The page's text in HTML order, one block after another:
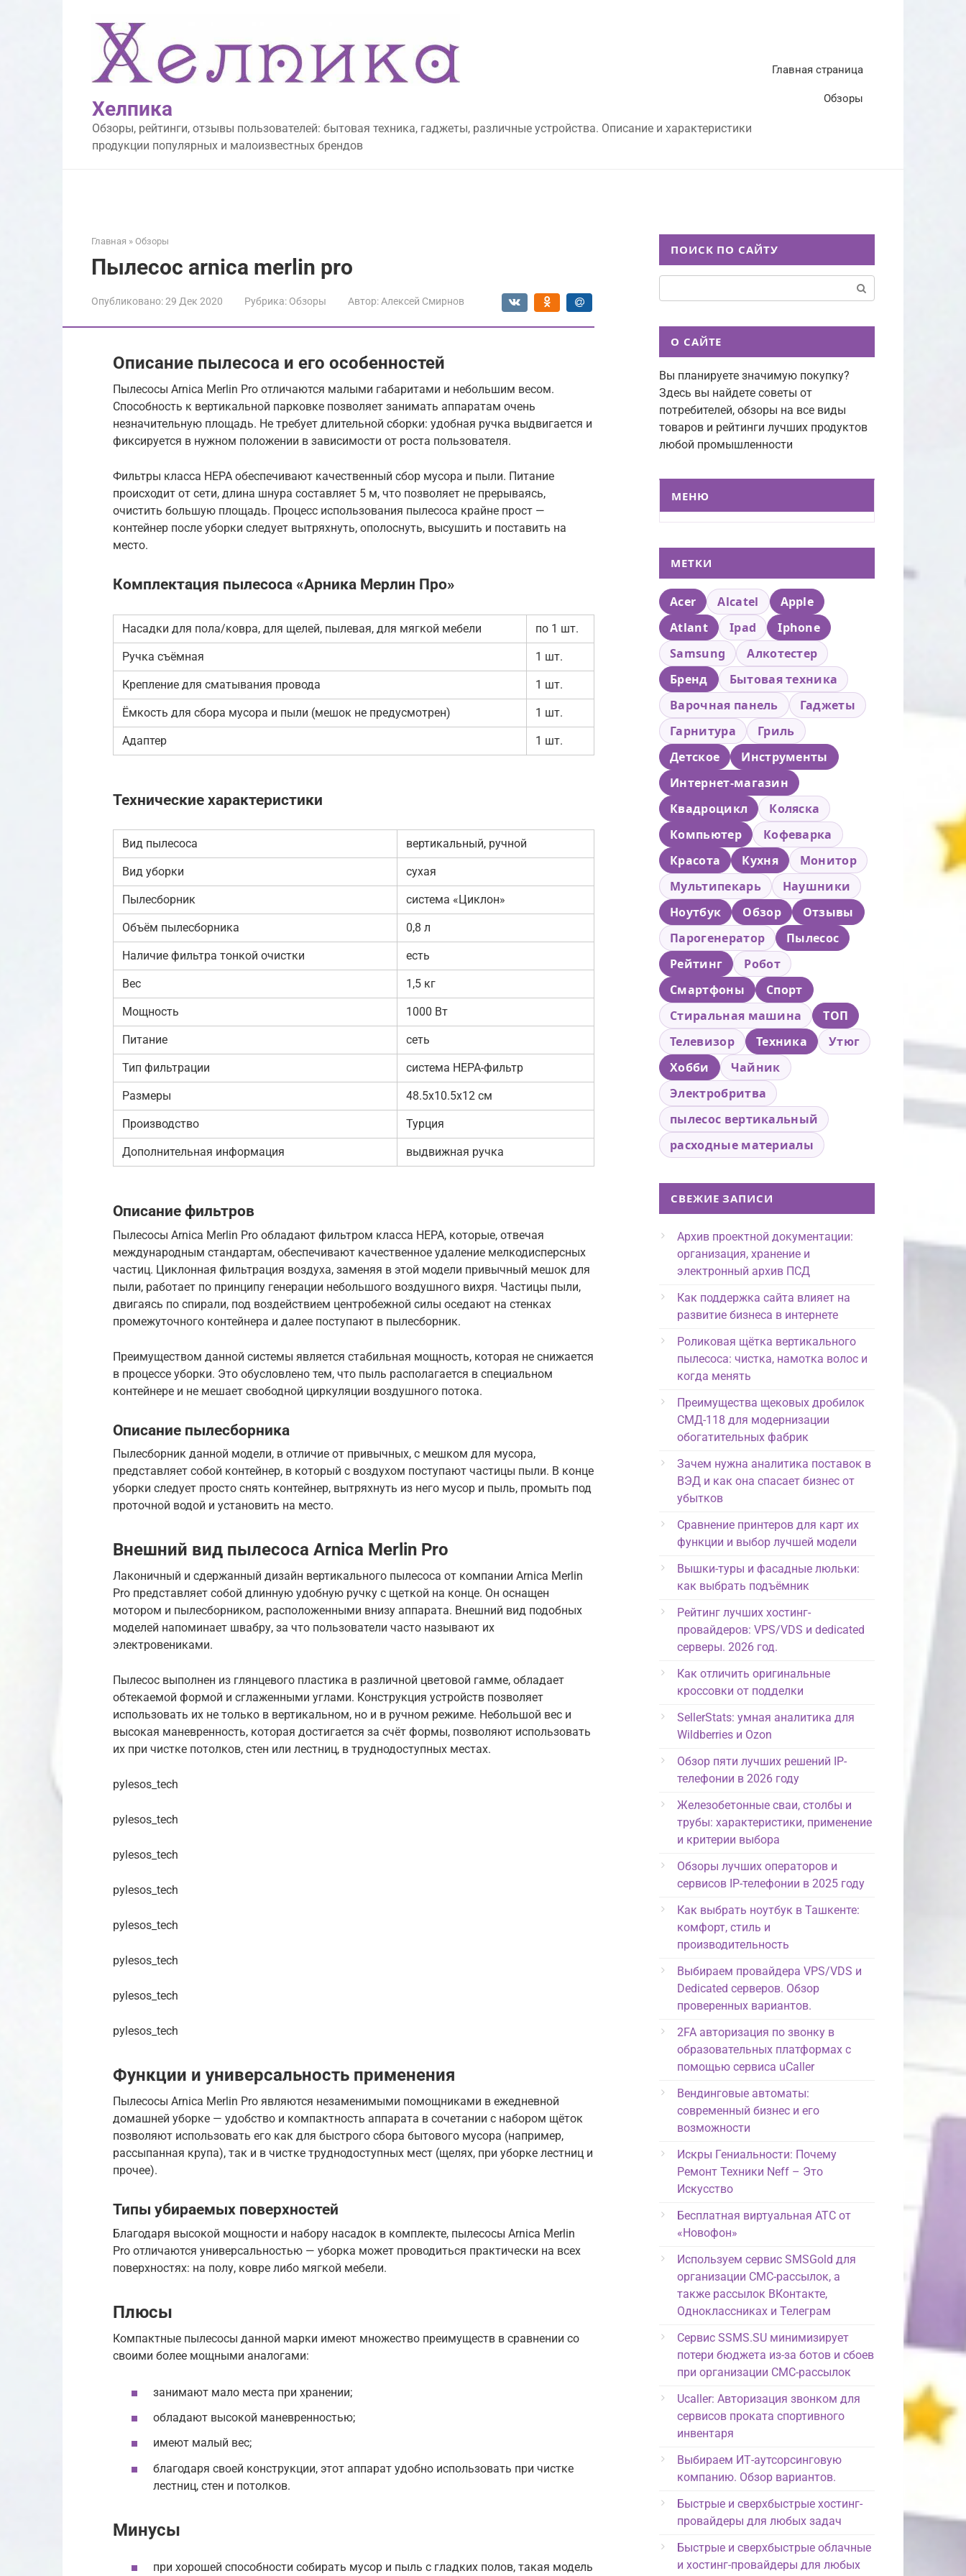
Хелпика
Обзоры, рейтинги, отзывы пользователей: бытовая техника, гаджеты, различные устройства. Описание и характеристики
продукции популярных и малоизвестных брендов
Главная страница
Обзоры
Главная » Обзоры
Пылесос arnica merlin pro
Опубликовано:29 Дек 2020 Рубрика: Обзоры Автор: Алексей Смирнов
Описание пылесоса и его особенностей
Пылесосы Arnica Merlin Pro отличаются малыми габаритами и небольшим весом.
Способность к вертикальной парковке позволяет занимать аппаратам очень
незначительную площадь. Не требует длительной сборки: удобная ручка выдвигается и
фиксируется в нужном положении в зависимости от роста пользователя.
Фильтры класса HЕРА обеспечивают качественный сбор мусора и пыли. Питание
происходит от сети, длина шнура составляет 5 м, что позволяет не прерываясь,
очистить большую площадь. Процесс использования пылесоса крайне прост —
контейнер после уборки следует вытряхнуть, ополоснуть, высушить и поставить на
место.
Комплектация пылесоса «Арника Мерлин Про»
Насадки для пола/ковра, для щелей, пылевая, для мягкой мебели по 1 шт.
Ручка съёмная 1 шт.
Крепление для сматывания провода 1 шт.
Ёмкость для сбора мусора и пыли (мешок не предусмотрен) 1 шт.
Адаптер 1 шт.
Технические характеристики
Вид пылесоса вертикальный, ручной
Вид уборки сухая
Пылесборник система «Циклон»
Объём пылесборника 0,8 л
Наличие фильтра тонкой очистки есть
Вес 1,5 кг
Мощность 1000 Вт
Питание сеть
Тип фильтрации система НЕРА-фильтр
Размеры 48.5х10.5х12 см
Производство Турция
Дополнительная информация выдвижная ручка
Описание фильтров
Пылесосы Arnica Merlin Pro обладают фильтром класса HEPA, которые, отвечая
международным стандартам, обеспечивают качественное удаление мелкодисперсных
частиц. Циклонная фильтрация воздуха, заменяя в этой модели привычный мешок для
пыли, работает по принципу генерации небольшого воздушного вихря. Частицы пыли,
двигаясь по спирали, под воздействием центробежной силы оседают на стенках
промежуточного контейнера и далее поступают в пылесборник.
Преимуществом данной системы является стабильная мощность, которая не снижается
в процессе уборки. Это обусловлено тем, что пыль располагается в специальном
контейнере и не мешает свободной циркуляции воздушного потока.
Описание пылесборника
Пылесборник данной модели, в отличие от привычных, с мешком для мусора,
представляет собой контейнер, в который с воздухом поступают частицы пыли. В конце
уборки следует просто снять контейнер, вытряхнуть из него мусор и пыль, промыть под
проточной водой и установить на место.
Внешний вид пылесоса Arnica Merlin Pro
Лаконичный и сдержанный дизайн вертикального пылесоса от компании Arnica Merlin
Pro представляет собой длинную удобную ручку с щеткой на конце. Он оснащен
мотором и пылесборником, расположенными внизу аппарата. Внешний вид подобных
моделей напоминает швабру, за что пользователи часто называют их
электровениками.
Пылесос выполнен из глянцевого пластика в различной цветовой гамме, обладает
обтекаемой формой и сглаженными углами. Конструкция устройств позволяет
использовать их не только в вертикальном, но и в ручном режиме. Небольшой вес и
высокая маневренность, которая достигается за счёт формы, позволяют использовать
их при чистке потолков, стен или лестниц, в труднодоступных местах.
pylesos_tech
pylesos_tech
pylesos_tech
pylesos_tech
pylesos_tech
pylesos_tech
pylesos_tech
pylesos_tech
Функции и универсальность применения
Пылесосы Arnica Merlin Pro являются незаменимыми помощниками в ежедневной
домашней уборке — удобство и компактность аппарата в сочетании с набором щёток
позволяют использовать его как для быстрого сбора бытового мусора (например,
рассыпанная крупа), так и в чистке труднодоступных мест (щелях, при уборке лестниц и
прочее).
Типы убираемых поверхностей
Благодаря высокой мощности и набору насадок в комплекте, пылесосы Arnica Merlin
Pro отличаются универсальностью — уборка может проводиться практически на всех
поверхностях: на полу, ковре либо мягкой мебели.
Плюсы
Компактные пылесосы данной марки имеют множество преимуществ в сравнении со
своими более мощными аналогами:
занимают мало места при хранении;
обладают высокой маневренностью;
имеют малый вес;
благодаря своей конструкции, этот аппарат удобно использовать при чистке
лестниц, стен и потолков.
Минусы
при хорошей способности собирать мусор и пыль с гладких полов, такая модель
ПОИСК ПО САЙТУ
О САЙТЕ
Вы планируете значимую покупку?
Здесь вы найдете советы от
потребителей, обзоры на все виды
товаров и рейтинги лучших продуктов
любой промышленности
МЕНЮ
МЕТКИ
Acer Alcatel
Apple
Atlant
Ipad
Iphone
Samsung
Алкотестер
Бренд
Бытовая техника
Варочная панель
Гаджеты
Гарнитура
Гриль
Детское
Инструменты
Интернет-магазин
Квадроцикл
Коляска
Компьютер
Кофеварка
Красота
Кухня
Монитор
Мультипекарь
Наушники
Ноутбук
Обзор
Отзывы
Парогенератор
Пылесос
Рейтинг
Робот
Смартфоны
Спорт
Стиральная машина
ТОП
Телевизор
Техника
Утюг
Хобби
Чайник
Электробритва
пылесос вертикальный
расходные материалы
СВЕЖИЕ ЗАПИСИ
Архив проектной документации:
организация, хранение и
электронный архив ПСД
Как поддержка сайта влияет на
развитие бизнеса в интернете
Роликовая щётка вертикального
пылесоса: чистка, намотка волос и
когда менять
Преимущества щековых дробилок
СМД-118 для модернизации
обогатительных фабрик
Зачем нужна аналитика поставок в
ВЭД и как она спасает бизнес от
убытков
Сравнение принтеров для карт их
функции и выбор лучшей модели
Вышки-туры и фасадные люльки:
как выбрать подъёмник
Рейтинг лучших хостинг-
провайдеров: VPS/VDS и dedicated
серверы. 2026 год.
Как отличить оригинальные
кроссовки от подделки
SellerStats: умная аналитика для
Wildberries и Ozon
Обзор пяти лучших решений IP-
телефонии в 2026 году
Железобетонные сваи, столбы и
трубы: характеристики, применение
и критерии выбора
Обзоры лучших операторов и
сервисов IP-телефонии в 2025 году
Как выбрать ноутбук в Ташкенте:
комфорт, стиль и
производительность
Выбираем провайдера VPS/VDS и
Dedicated серверов. Обзор
проверенных вариантов.
2FA авторизация по звонку в
образовательных платформах с
помощью сервиса uCaller
Вендинговые автоматы:
современный бизнес и его
возможности
Искры Гениальности: Почему
Ремонт Техники Neff – Это
Искусство
Бесплатная виртуальная АТС от
«Новофон»
Используем сервис SMSGold для
организации СМС-рассылок, а
также рассылок ВКонтакте,
Одноклассниках и Телеграм
Сервис SSMS.SU минимизирует
потери бюджета из-за ботов и сбоев
при организации СМС-рассылок
Ucaller: Авторизация звонком для
сервисов проката спортивного
инвентаря
Выбираем ИТ-аутсорсинговую
компанию. Обзор вариантов.
Быстрые и сверхбыстрые хостинг-
провайдеры для любых задач
Быстрые и сверхбыстрые облачные
и хостинг-провайдеры для любых